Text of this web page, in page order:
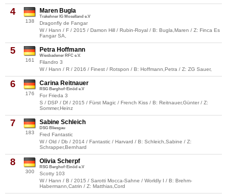
4
138
Maren Bugla
Trakehner IG Moselland e.V
Dragonfly de Fangar
W / Hann / F / 2015 / Damon Hill / Rubin-Royal / B: Bugla,Maren / Z: Finca Es
Fangar SA,
5
161
Petra Hoffmann
Wiesbadener RFC e.V.
Filandro 3
W / Hann / R / 2016 / Finest / Rotspon / B: Hoffmann,Petra / Z: ZG Sauer,
6
176
Carina Reitnauer
RSG Berghof-Einöd e.V
For Frieda 3
S / DSP / Df / 2015 / Fürst Magic / French Kiss / B: Reitnauer,Günter / Z:
Sommer,Heinz
7
183
Sabine Schleich
DSG Bliesgau
Fred Fantastic
W / Old / Db / 2014 / Fantastic / Harvard / B: Schleich,Sabine / Z:
Schrapper,Bernhard
8
300
Olivia Scherpf
RSG Berghof-Einöd e.V
Scotty 103
W / Hann / B / 2015 / Sarotti Mocca-Sahne / Worldly I / B: Brehm-
Habermann,Catrin / Z: Matthias,Cord